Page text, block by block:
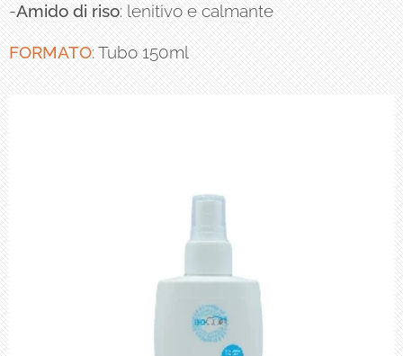
-Amido di riso: lenitivo e calmante
FORMATO: Tubo 150ml